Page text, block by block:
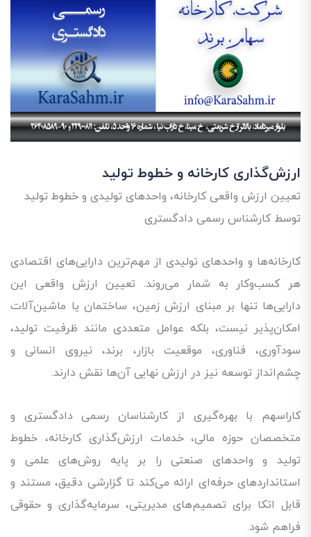
ارزش‌گذاری کارخانه و خطوط تولید
تعیین ارزش واقعی کارخانه، واحدهای تولیدی و خطوط تولید
توسط کارشناس رسمی دادگستری
کارخانه‌ها و واحدهای تولیدی از مهم‌ترین دارایی‌های اقتصادی
هر کسب‌وکار به شمار می‌روند. تعیین ارزش واقعی این
دارایی‌ها تنها بر مبنای ارزش زمین، ساختمان یا ماشین‌آلات
امکان‌پذیر نیست، بلکه عوامل متعددی مانند ظرفیت تولید،
سودآوری، فناوری، موقعیت بازار، برند، نیروی انسانی و
چشم‌انداز توسعه نیز در ارزش نهایی آن‌ها نقش دارند.
کاراسهم با بهره‌گیری از کارشناسان رسمی دادگستری و
متخصصان حوزه مالی، خدمات ارزش‌گذاری کارخانه، خطوط
تولید و واحدهای صنعتی را بر پایه روش‌های علمی و
استانداردهای حرفه‌ای ارائه می‌کند تا گزارشی دقیق، مستند و
قابل اتکا برای تصمیم‌های مدیریتی، سرمایه‌گذاری و حقوقی
فراهم شود.